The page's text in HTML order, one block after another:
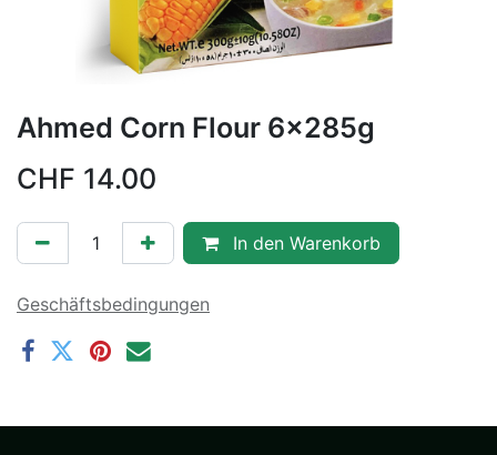
Ahmed Corn Flour 6x285g
CHF 14.00
In den Warenkorb
Geschäftsbedingungen